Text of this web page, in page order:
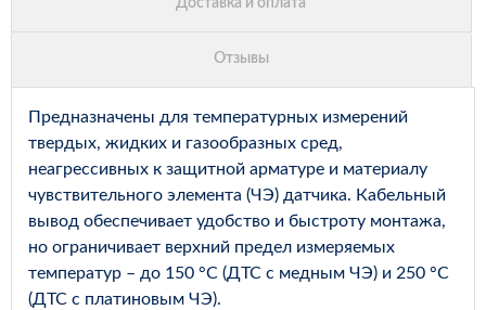
Предназначены для температурных измерений
твердых, жидких и газообразных сред,
неагрессивных к защитной арматуре и материалу
чувствительного элемента (ЧЭ) датчика. Кабельный
вывод обеспечивает удобство и быстроту монтажа,
но ограничивает верхний предел измеряемых
температур – до 150 °С (ДТС с медным ЧЭ) и 250 °С
(ДТС с платиновым ЧЭ).